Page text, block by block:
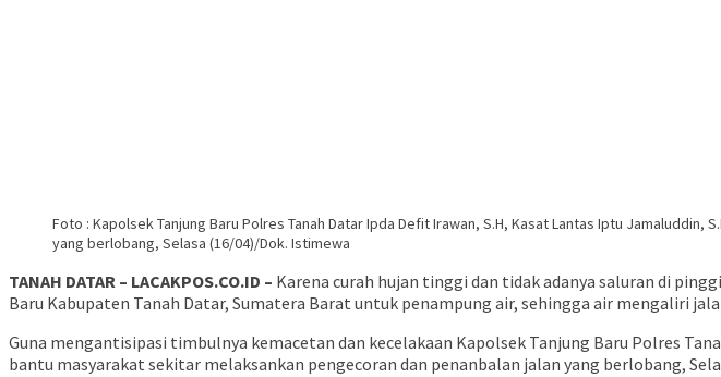
Foto : Kapolsek Tanjung Baru Polres Tanah Datar Ipda Defit Irawan, S.H, Kasat Lantas Iptu
yang berlobang, Selasa (16/04)/Dok. Istimewa
TANAH DATAR – LACAKPOS.CO.ID – Karena curah hujan tinggi dan tidak adanya saluran di
Baru Kabupaten Tanah Datar, Sumatera Barat untuk penampung air, sehingga air mengaliri
Guna mengantisipasi timbulnya kemacetan dan kecelakaan Kapolsek Tanjung Baru Polres
bantu masyarakat sekitar melaksankan pengecoran dan penanbalan jalan yang berlobang,